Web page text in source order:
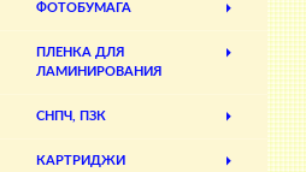
ФОТОБУМАГА
ПЛЕНКА ДЛЯ
ЛАМИНИРОВАНИЯ
СНПЧ, ПЗК
КАРТРИДЖИ